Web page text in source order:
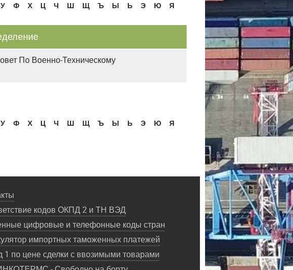
У Ф Х Ц Ч Ш Щ Ъ Ы Ь Э Ю Я
По Военно-Техническому
У Ф Х Ц Ч Ш Щ Ъ Ы Ь Э Ю Я
кодов ОКПД 2 и ТН ВЭД
цифровые и телефонные коды стран
импортных таможенных платежей
1 по цене сделки с ввозимыми товарами